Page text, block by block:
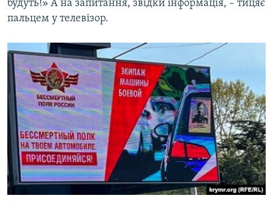
будуть!» А на запитання, звідки інформація, – тицяє
пальцем у телевізор.